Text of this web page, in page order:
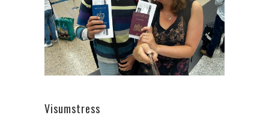
Visumstress